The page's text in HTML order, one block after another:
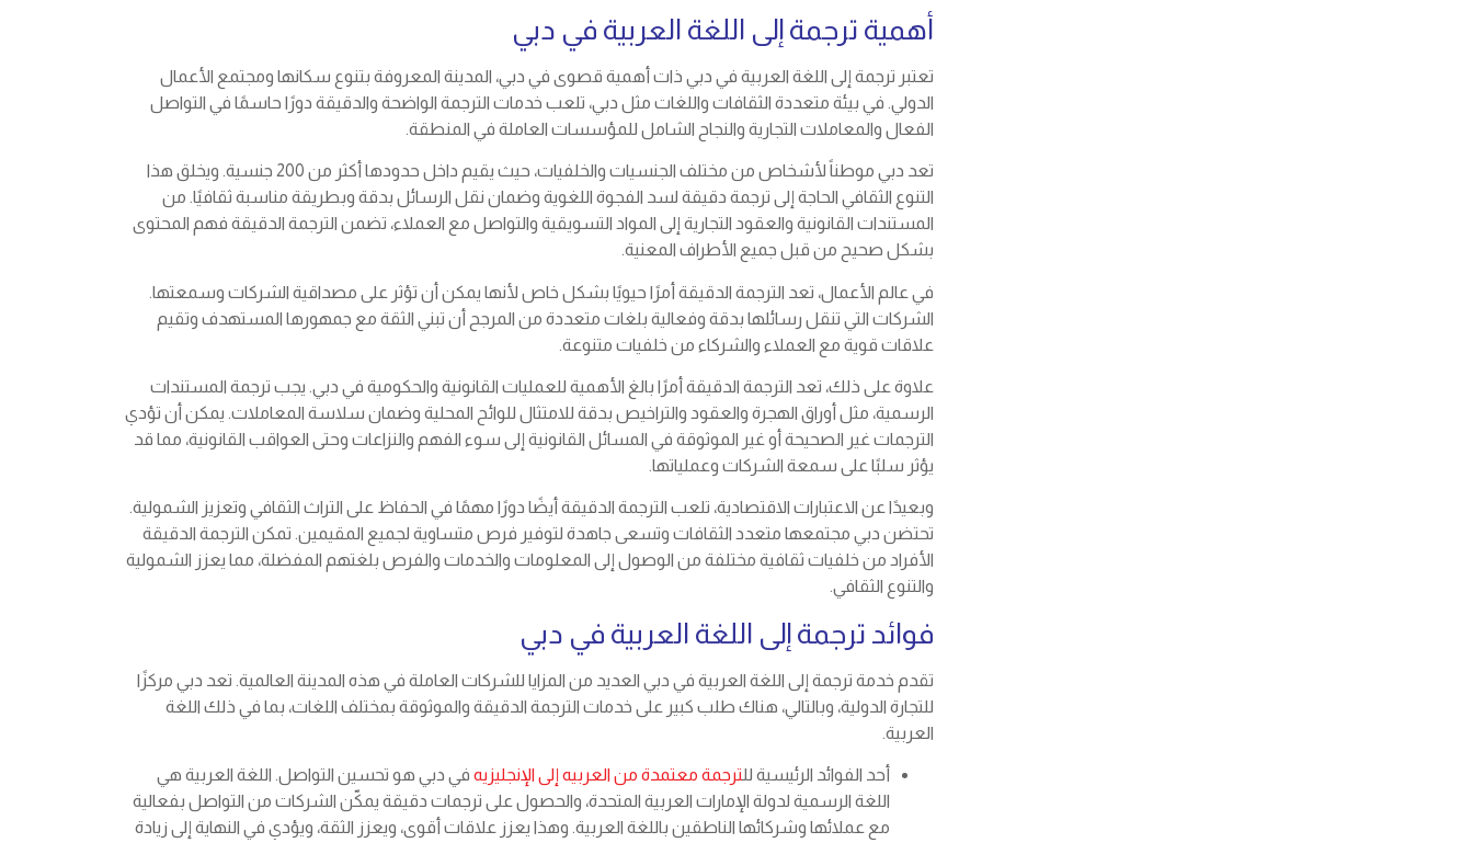
أهمية ترجمة إلى اللغة العربية في دبي
تعتبر ترجمة إلى اللغة العربية في دبي ذات أهمية قصوى في دبي، المدينة المعروفة بتنوع سكانها ومجتمع الأعمال
الدولي. في بيئة متعددة الثقافات واللغات مثل دبي، تلعب خدمات الترجمة الواضحة والدقيقة دورًا حاسمًا في التواصل
الفعال والمعاملات التجارية والنجاح الشامل للمؤسسات العاملة في المنطقة.
تعد دبي موطناً لأشخاص من مختلف الجنسيات والخلفيات، حيث يقيم داخل حدودها أكثر من 200 جنسية. ويخلق هذا
التنوع الثقافي الحاجة إلى ترجمة دقيقة لسد الفجوة اللغوية وضمان نقل الرسائل بدقة وبطريقة مناسبة ثقافيًا. من
المستندات القانونية والعقود التجارية إلى المواد التسويقية والتواصل مع العملاء، تضمن الترجمة الدقيقة فهم المحتوى
بشكل صحيح من قبل جميع الأطراف المعنية.
في عالم الأعمال، تعد الترجمة الدقيقة أمرًا حيويًا بشكل خاص لأنها يمكن أن تؤثر على مصداقية الشركات وسمعتها.
الشركات التي تنقل رسائلها بدقة وفعالية بلغات متعددة من المرجح أن تبني الثقة مع جمهورها المستهدف وتقيم
علاقات قوية مع العملاء والشركاء من خلفيات متنوعة.
علاوة على ذلك، تعد الترجمة الدقيقة أمرًا بالغ الأهمية للعمليات القانونية والحكومية في دبي. يجب ترجمة المستندات
الرسمية، مثل أوراق الهجرة والعقود والتراخيص بدقة للامتثال للوائح المحلية وضمان سلاسة المعاملات. يمكن أن تؤدي
الترجمات غير الصحيحة أو غير الموثوقة في المسائل القانونية إلى سوء الفهم والنزاعات وحتى العواقب القانونية، مما قد
يؤثر سلبًا على سمعة الشركات وعملياتها.
وبعيدًا عن الاعتبارات الاقتصادية، تلعب الترجمة الدقيقة أيضًا دورًا مهمًا في الحفاظ على التراث الثقافي وتعزيز الشمولية.
تحتضن دبي مجتمعها متعدد الثقافات وتسعى جاهدة لتوفير فرص متساوية لجميع المقيمين. تمكن الترجمة الدقيقة
الأفراد من خلفيات ثقافية مختلفة من الوصول إلى المعلومات والخدمات والفرص بلغتهم المفضلة، مما يعزز الشمولية
والتنوع الثقافي.
فوائد ترجمة إلى اللغة العربية في دبي
تقدم خدمة ترجمة إلى اللغة العربية في دبي العديد من المزايا للشركات العاملة في هذه المدينة العالمية. تعد دبي مركزًا
للتجارة الدولية، وبالتالي، هناك طلب كبير على خدمات الترجمة الدقيقة والموثوقة بمختلف اللغات، بما في ذلك اللغة
العربية.
أحد الفوائد الرئيسية للترجمة معتمدة من العربيه إلى الإنجليزيهفي دبي هو تحسين التواصل. اللغة العربية هي
اللغة الرسمية لدولة الإمارات العربية المتحدة، والحصول على ترجمات دقيقة يمكّن الشركات من التواصل بفعالية
مع عملائها وشركائها الناطقين باللغة العربية. وهذا يعزز علاقات أقوى، ويعزز الثقة، ويؤدي في النهاية إلى زيادة